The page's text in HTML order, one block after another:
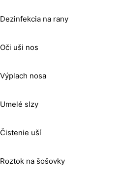
Dezinfekcia na rany
Oči uši nos
Výplach nosa
Umelé slzy
Čistenie uší
Roztok na šošovky